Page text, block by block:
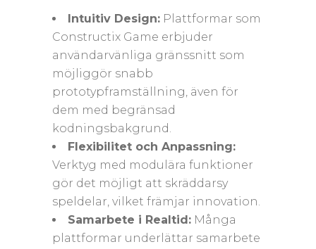
Intuitiv Design: Plattformar som
Constructix Game erbjuder
användarvänliga gränssnitt som
möjliggör snabb
prototypframställning, även för
dem med begränsad
kodningsbakgrund.
Flexibilitet och Anpassning:
Verktyg med modulära funktioner
gör det möjligt att skräddarsy
speldelar, vilket främjar innovation.
Samarbete i Realtid: Många
plattformar underlättar samarbete